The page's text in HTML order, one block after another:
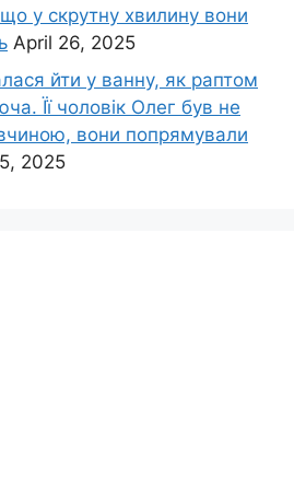
у скрутну хвилину вони
April 26, 2025
йти у ванну, як раптом
Її чоловік Олег був не
вони попрямували
2025